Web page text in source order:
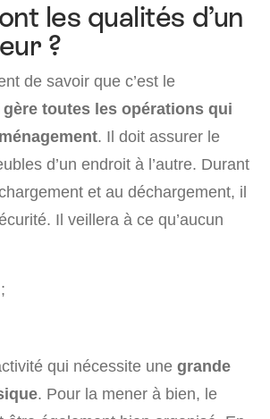
les qualités d’un
?
de savoir que c’est le
gère toutes les opérations qui
. Il doit assurer le
d’un endroit à l’autre. Durant
et au déchargement, il
Il veillera à ce qu’aucun
qui nécessite une grande
. Pour la mener à bien, le